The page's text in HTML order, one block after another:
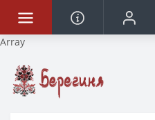
Array